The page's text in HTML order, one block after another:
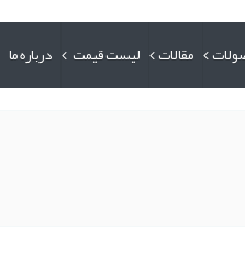
مقالات لیست قیمت درباره ما